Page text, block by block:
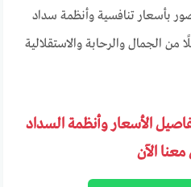
بأسعار تنافسية وأنظمة سداد
من الجمال والرحابة والاستقلالية
الأسعار وأنظمة السداد
الآن